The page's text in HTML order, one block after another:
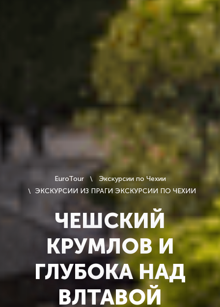
EuroTour
Экскурсии по Чехии
ЭКСКУРСИИ ИЗ ПРАГИ ЭКСКУРСИИ ПО ЧЕХИИ
ЧЕШСКИЙ
КРУМЛОВ И
ГЛУБОКА НАД
ВЛТАВОЙ